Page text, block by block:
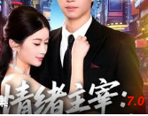
7.0